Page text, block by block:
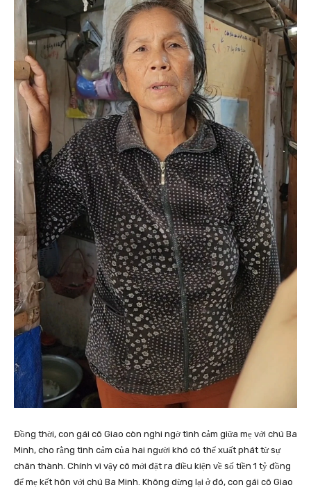
Đồng thời, con gái cô Giao còn nghi ngờ tình cảm giữa mẹ với chú Ba
Minh, cho rằng tình cảm của hai người khó có thể xuất phát từ sự
chân thành. Chính vì vậy cô mới đặt ra điều kiện về số tiền 1 tỷ đồng
để mẹ kết hôn với chú Ba Minh. Không dừng lại ở đó, con gái cô Giao